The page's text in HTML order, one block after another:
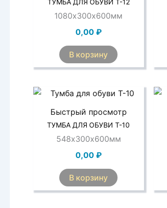
1080х300х600мм
0,00 ₽
В корзину
Быстрый просмотр
ТУМБА ДЛЯ ОБУВИ Т-10
548х300х600мм
0,00 ₽
В корзину